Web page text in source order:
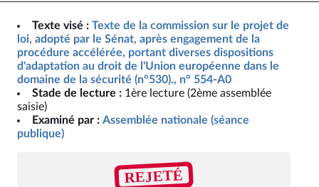
Texte visé : Texte de la commission sur le projet de
loi, adopté par le Sénat, après engagement de la
procédure accélérée, portant diverses dispositions
d'adaptation au droit de l'Union européenne dans le
domaine de la sécurité (n°530)., n° 554-A0
Stade de lecture : 1ère lecture (2ème assemblée
saisie)
Examiné par : Assemblée nationale (séance
publique)
REJETÉ